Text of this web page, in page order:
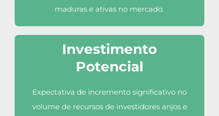
maduras e ativas no mercado.
Investimento
Potencial
Expectativa de incremento significativo no
volume de recursos de investidores anjos e